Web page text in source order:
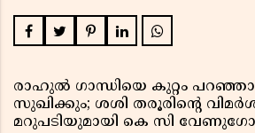
രാഹുൽ ഗാന്ധിയെ കുറ്റം
സുഖിക്കും; ശശി തരൂരിന്റെ
മറുപടിയുമായി കെ സി